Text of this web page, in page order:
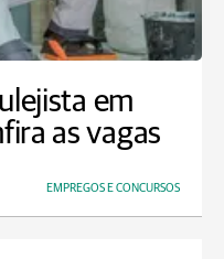
em
as vagas
EMPREGOS E CONCURSOS